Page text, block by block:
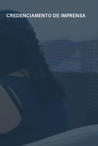
CREDENCIAMENTO DE IMPRENSA